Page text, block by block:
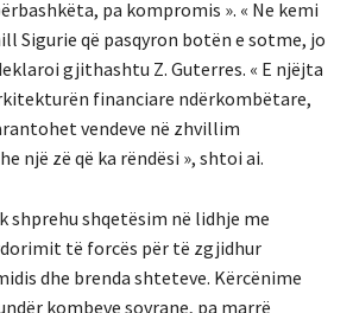
pa kompromis ». « Ne kemi
Sigurie që pasqyron botën e sotme, jo
gjithashtu Z. Guterres. « E njëjta
financiare ndërkombëtare,
vendeve në zhvillim
një zë që ka rëndësi », shtoi ai.
shprehu shqetësim në lidhje me
të forcës për të zgjidhur
dhe brenda shteteve. Kërcënime
kombeve sovrane, pa marrë